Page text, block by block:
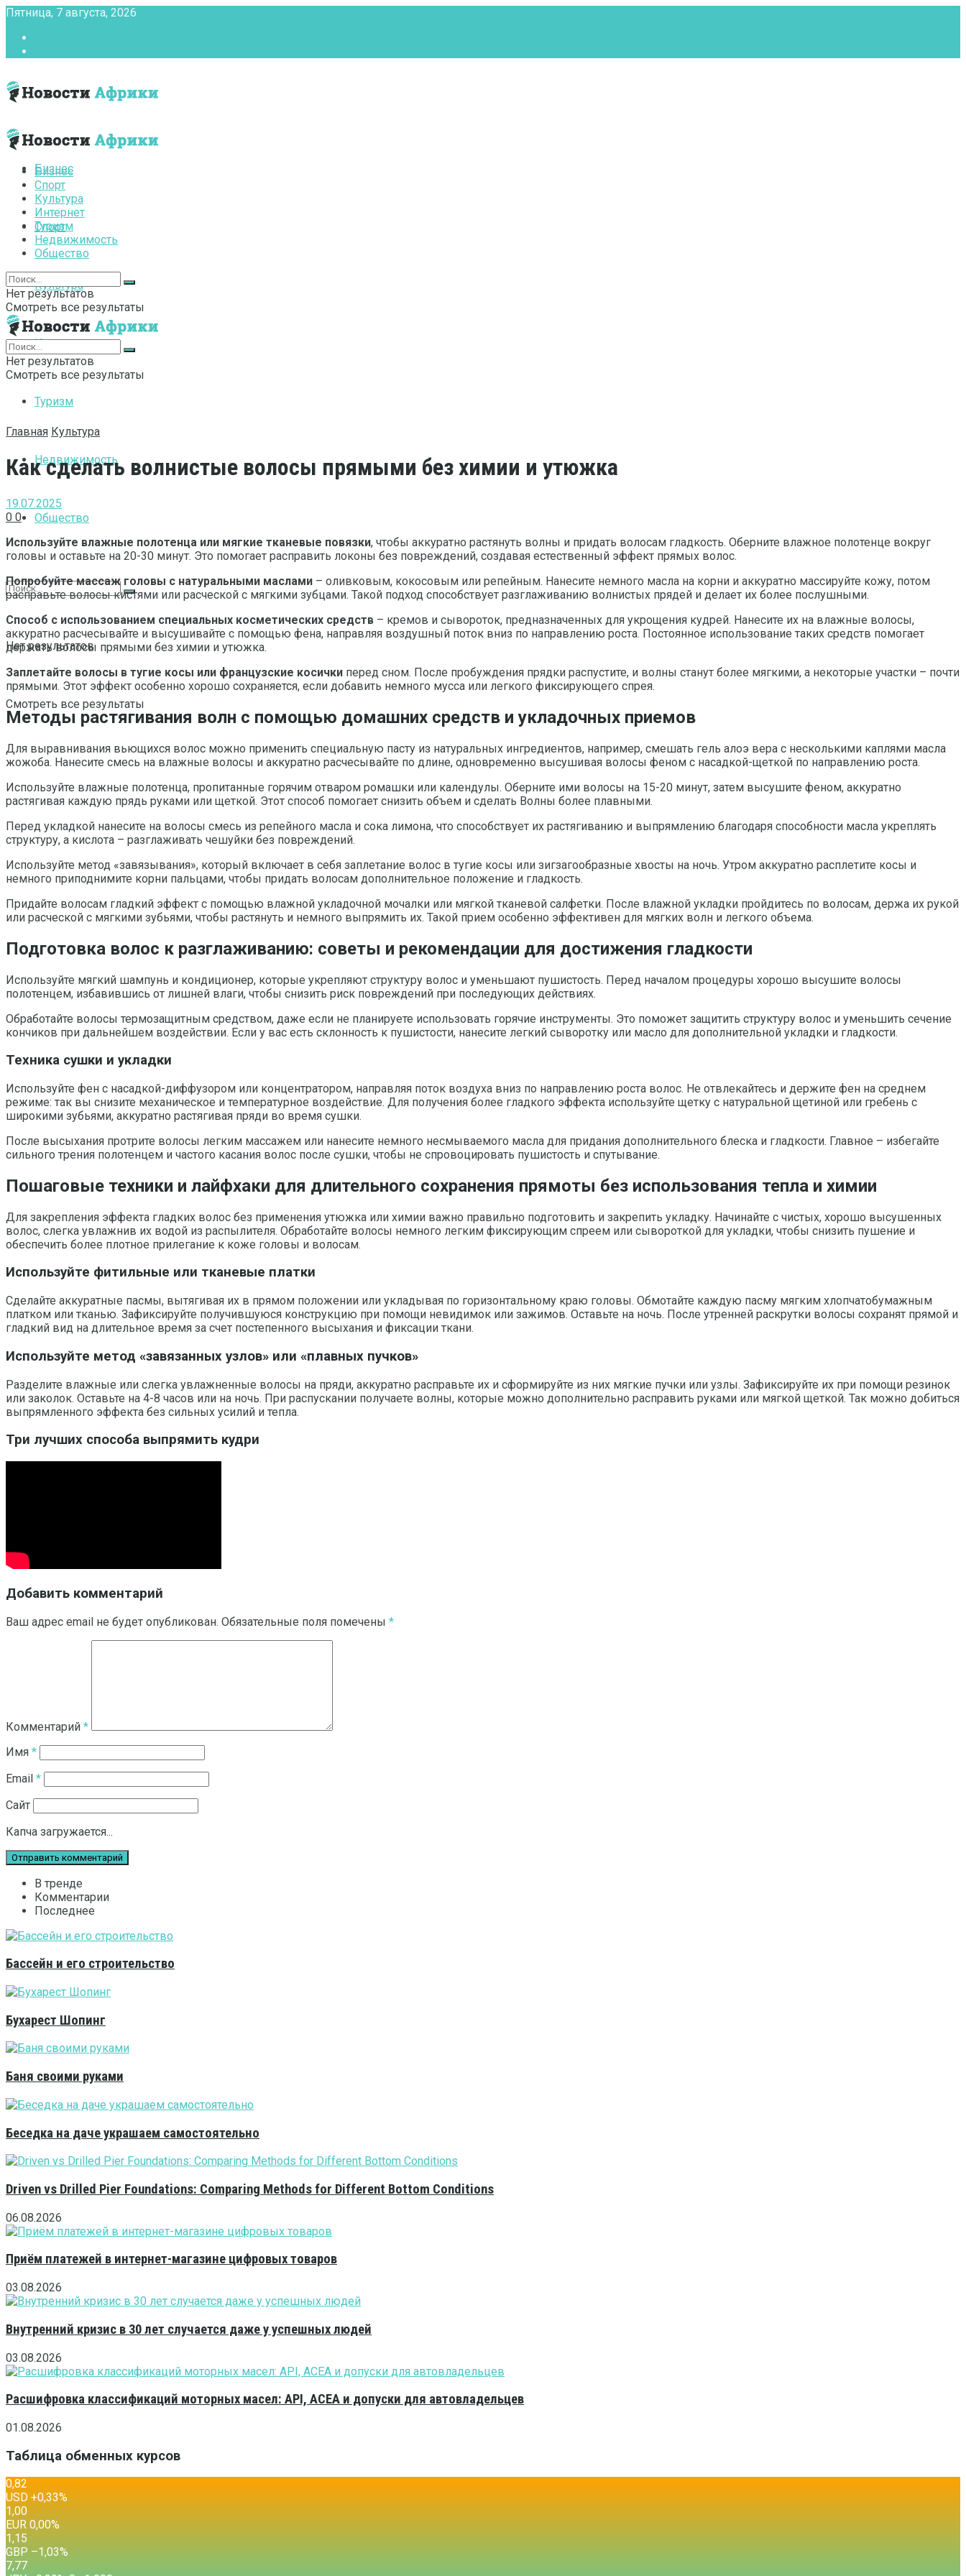
Пятница, 7 августа, 2026
Бизнес
Спорт
Культура
Интернет
Туризм
Недвижимость
Общество
Нет результатов
Смотреть все результаты
Бизнес
Спорт
Культура
Интернет
Туризм
Недвижимость
Общество
Нет результатов
Смотреть все результаты
Нет результатов
Смотреть все результаты
Главная Культура
Как сделать волнистые волосы прямыми без химии и утюжка
19.07.2025
0 0
Используйте влажные полотенца или мягкие тканевые повязки, чтобы аккуратно растянуть волны и придать волосам гладкость. Оберните влажное полотенце вокруг
головы и оставьте на 20-30 минут. Это помогает расправить локоны без повреждений, создавая естественный эффект прямых волос.
Попробуйте массаж головы с натуральными маслами – оливковым, кокосовым или репейным. Нанесите немного масла на корни и аккуратно массируйте кожу, потом
расправьте волосы кистями или расческой с мягкими зубцами. Такой подход способствует разглаживанию волнистых прядей и делает их более послушными.
Способ с использованием специальных косметических средств – кремов и сывороток, предназначенных для укрощения кудрей. Нанесите их на влажные волосы,
аккуратно расчесывайте и высушивайте с помощью фена, направляя воздушный поток вниз по направлению роста. Постоянное использование таких средств помогает
держать волосы прямыми без химии и утюжка.
Заплетайте волосы в тугие косы или французские косички перед сном. После пробуждения прядки распустите, и волны станут более мягкими, а некоторые участки – почти
прямыми. Этот эффект особенно хорошо сохраняется, если добавить немного мусса или легкого фиксирующего спрея.
Методы растягивания волн с помощью домашних средств и укладочных приемов
Для выравнивания вьющихся волос можно применить специальную пасту из натуральных ингредиентов, например, смешать гель алоэ вера с несколькими каплями масла
жожоба. Нанесите смесь на влажные волосы и аккуратно расчесывайте по длине, одновременно высушивая волосы феном с насадкой-щеткой по направлению роста.
Используйте влажные полотенца, пропитанные горячим отваром ромашки или календулы. Оберните ими волосы на 15-20 минут, затем высушите феном, аккуратно
растягивая каждую прядь руками или щеткой. Этот способ помогает снизить объем и сделать Волны более плавными.
Перед укладкой нанесите на волосы смесь из репейного масла и сока лимона, что способствует их растягиванию и выпрямлению благодаря способности масла укреплять
структуру, а кислота – разглаживать чешуйки без повреждений.
Используйте метод «завязывания», который включает в себя заплетание волос в тугие косы или зигзагообразные хвосты на ночь. Утром аккуратно расплетите косы и
немного приподнимите корни пальцами, чтобы придать волосам дополнительное положение и гладкость.
Придайте волосам гладкий эффект с помощью влажной укладочной мочалки или мягкой тканевой салфетки. После влажной укладки пройдитесь по волосам, держа их рукой
или расческой с мягкими зубьями, чтобы растянуть и немного выпрямить их. Такой прием особенно эффективен для мягких волн и легкого объема.
Подготовка волос к разглаживанию: советы и рекомендации для достижения гладкости
Используйте мягкий шампунь и кондиционер, которые укрепляют структуру волос и уменьшают пушистость. Перед началом процедуры хорошо высушите волосы
полотенцем, избавившись от лишней влаги, чтобы снизить риск повреждений при последующих действиях.
Обработайте волосы термозащитным средством, даже если не планируете использовать горячие инструменты. Это поможет защитить структуру волос и уменьшить сечение
кончиков при дальнейшем воздействии. Если у вас есть склонность к пушистости, нанесите легкий сыворотку или масло для дополнительной укладки и гладкости.
Техника сушки и укладки
Используйте фен с насадкой-диффузором или концентратором, направляя поток воздуха вниз по направлению роста волос. Не отвлекайтесь и держите фен на среднем
режиме: так вы снизите механическое и температурное воздействие. Для получения более гладкого эффекта используйте щетку с натуральной щетиной или гребень с
широкими зубьями, аккуратно растягивая пряди во время сушки.
После высыхания протрите волосы легким массажем или нанесите немного несмываемого масла для придания дополнительного блеска и гладкости. Главное – избегайте
сильного трения полотенцем и частого касания волос после сушки, чтобы не спровоцировать пушистость и спутывание.
Пошаговые техники и лайфхаки для длительного сохранения прямоты без использования тепла и химии
Для закрепления эффекта гладких волос без применения утюжка или химии важно правильно подготовить и закрепить укладку. Начинайте с чистых, хорошо высушенных
волос, слегка увлажнив их водой из распылителя. Обработайте волосы немного легким фиксирующим спреем или сывороткой для укладки, чтобы снизить пушение и
обеспечить более плотное прилегание к коже головы и волосам.
Используйте фитильные или тканевые платки
Сделайте аккуратные пасмы, вытягивая их в прямом положении или укладывая по горизонтальному краю головы. Обмотайте каждую пасму мягким хлопчатобумажным
платком или тканью. Зафиксируйте получившуюся конструкцию при помощи невидимок или зажимов. Оставьте на ночь. После утренней раскрутки волосы сохранят прямой и
гладкий вид на длительное время за счет постепенного высыхания и фиксации ткани.
Используйте метод «завязанных узлов» или «плавных пучков»
Разделите влажные или слегка увлажненные волосы на пряди, аккуратно расправьте их и сформируйте из них мягкие пучки или узлы. Зафиксируйте их при помощи резинок
или заколок. Оставьте на 4-8 часов или на ночь. При распускании получаете волны, которые можно дополнительно расправить руками или мягкой щеткой. Так можно добиться
выпрямленного эффекта без сильных усилий и тепла.
Три лучших способа выпрямить кудри
Добавить комментарий
Ваш адрес email не будет опубликован. Обязательные поля помечены *
Комментарий *
Имя *
Email *
Сайт
Капча загружается...
В тренде
Комментарии
Последнее
Бассейн и его строительство
Бухарест Шопинг
Баня своими руками
Беседка на даче украшаем самостоятельно
Driven vs Drilled Pier Foundations: Comparing Methods for Different Bottom Conditions
06.08.2026
Приём платежей в интернет-магазине цифровых товаров
03.08.2026
Внутренний кризис в 30 лет случается даже у успешных людей
03.08.2026
Расшифровка классификаций моторных масел: API, ACEA и допуски для автовладельцев
01.08.2026
Таблица обменных курсов
0,82
USD +0,33%
1,00
EUR 0,00%
1,15
GBP –1,03%
7,77